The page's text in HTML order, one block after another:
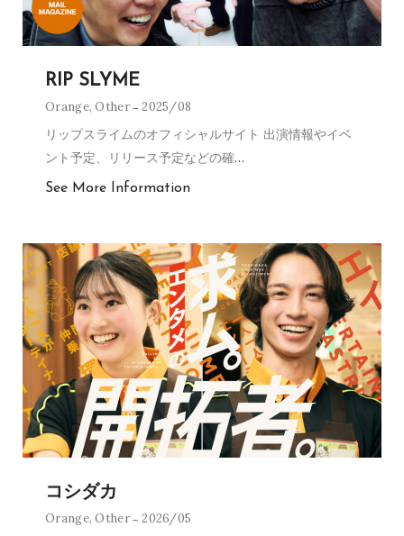
RIP SLYME
Orange,Other 2025/08
リップスライムのオフィシャルサイト 出演情報やイベ
ント予定、リリース予定などの確…
See More Information
コシダカ
Orange,Other 2026/05